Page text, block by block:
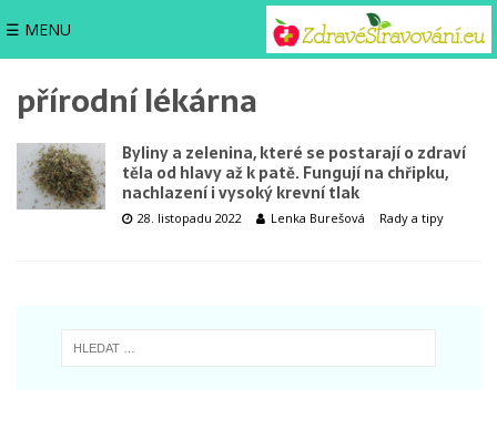
☰ MENU
přírodní lékárna
Byliny a zelenina, které se postarají o zdraví
těla od hlavy až k patě. Fungují na chřipku,
nachlazení i vysoký krevní tlak
28. listopadu 2022 Lenka Burešová Rady a tipy